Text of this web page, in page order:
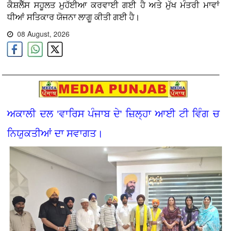
ਕੈਸ਼ਲੈੱਸ ਸਹੂਲਤ ਮੁਹੱਈਆ ਕਰਵਾਈ ਗਈ ਹੈ ਅਤੇ ਮੁੱਖ ਮੰਤਰੀ ਮਾਵਾਂ
ਧੀਆਂ ਸਤਿਕਾਰ ਯੋਜਨਾ ਲਾਗੂ ਕੀਤੀ ਗਈ ਹੈ।
08 August, 2026
ਅਕਾਲੀ ਦਲ 'ਵਾਰਿਸ ਪੰਜਾਬ ਦੇ' ਜ਼ਿਲ੍ਹਾ ਆਈ ਟੀ ਵਿੰਗ ਚ
ਨਿਯੁਕਤੀਆਂ ਦਾ ਸਵਾਗਤ।